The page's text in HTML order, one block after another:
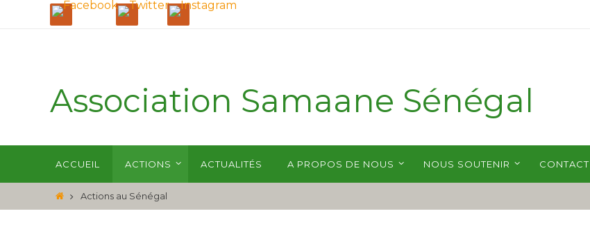
Association Samaane Sénégal
ACCUEIL ACTIONS ACTUALITÉS A PROPOS DE NOUS NOUS SOUTENIR CONTACT
Actions au Sénégal